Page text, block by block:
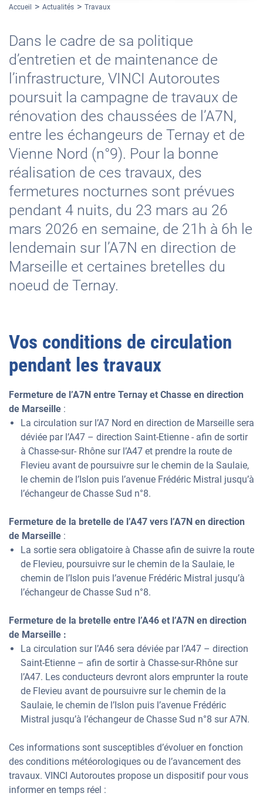
Accueil Actualités Travaux
Dans le cadre de sa politique
d’entretien et de maintenance de
l’infrastructure, VINCI Autoroutes
poursuit la campagne de travaux de
rénovation des chaussées de l’A7N,
entre les échangeurs de Ternay et de
Vienne Nord (n°9). Pour la bonne
réalisation de ces travaux, des
fermetures nocturnes sont prévues
pendant 4 nuits, du 23 mars au 26
mars 2026 en semaine, de 21h à 6h le
lendemain sur l’A7N en direction de
Marseille et certaines bretelles du
noeud de Ternay.
Vos conditions de circulation
pendant les travaux
Fermeture de l’A7N entre Ternay et Chasse en direction
de Marseille :
La circulation sur l’A7 Nord en direction de Marseille sera
déviée par l’A47 – direction Saint-Etienne - afin de sortir
à Chasse-sur- Rhône sur l’A47 et prendre la route de
Flevieu avant de poursuivre sur le chemin de la Saulaie,
le chemin de l’Islon puis l’avenue Frédéric Mistral jusqu’à
l’échangeur de Chasse Sud n°8.
Fermeture de la bretelle de l’A47 vers l’A7N en direction
de Marseille :
La sortie sera obligatoire à Chasse afin de suivre la route
de Flevieu, poursuivre sur le chemin de la Saulaie, le
chemin de l’Islon puis l’avenue Frédéric Mistral jusqu’à
l’échangeur de Chasse Sud n°8.
Fermeture de la bretelle entre l’A46 et l’A7N en direction
de Marseille :
La circulation sur l’A46 sera déviée par l’A47 – direction
Saint-Etienne – afin de sortir à Chasse-sur-Rhône sur
l’A47. Les conducteurs devront alors emprunter la route
de Flevieu avant de poursuivre sur le chemin de la
Saulaie, le chemin de l’Islon puis l’avenue Frédéric
Mistral jusqu’à l’échangeur de Chasse Sud n°8 sur A7N.
Ces informations sont susceptibles d’évoluer en fonction
des conditions météorologiques ou de l’avancement des
travaux. VINCI Autoroutes propose un dispositif pour vous
informer en temps réel :